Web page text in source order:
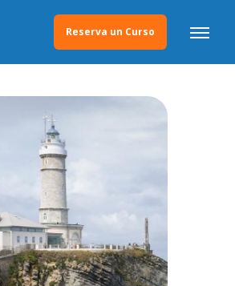
Reserva un Curso